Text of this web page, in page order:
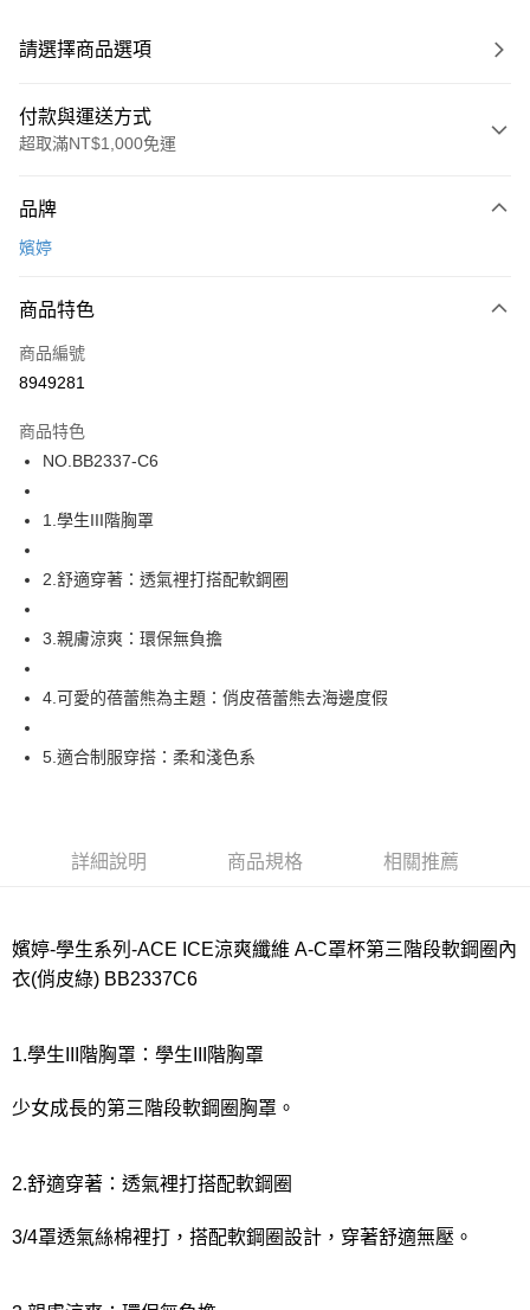
請選擇商品選項
付款與運送方式
超取滿NT$1,000免運
信用卡一次付款
LINE Pay
街口支付
運送方式
全家取貨付款
每筆NT$80，滿NT$1,000(含以上)免運費
付款後全家取貨
7-11取貨付款
付款後7-11取貨
每筆NT$80，滿NT$1,000(含以上)免運費
付款後門市自取
每筆NT$80，滿NT$1,000(含以上)免運費
品牌
嬪婷
商品特色
商品編號
8949281
商品特色
NO.BB2337-C6
1.學生III階胸罩
2.舒適穿著：透氣裡打搭配軟鋼圈
3.親膚涼爽：環保無負擔
4.可愛的蓓蕾熊為主題：俏皮蓓蕾熊去海邊度假
5.適合制服穿搭：柔和淺色系
詳細說明 商品規格 相關推薦
嬪婷-學生系列-ACE ICE涼爽纖維 A-C罩杯第三階段軟鋼圈內
衣(俏皮綠) BB2337C6
1.學生III階胸罩：學生III階胸罩
少女成長的第三階段軟鋼圈胸罩。
2.舒適穿著：透氣裡打搭配軟鋼圈
3/4罩透氣絲棉裡打，搭配軟鋼圈設計，穿著舒適無壓。